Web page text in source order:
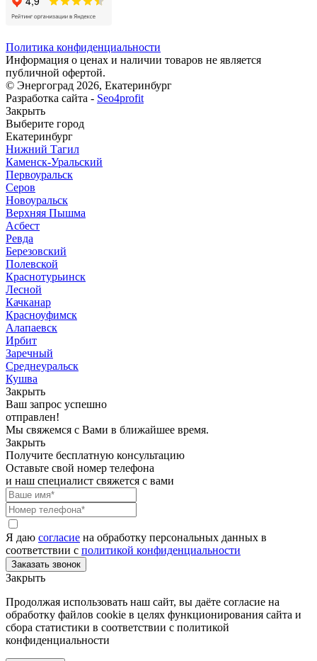
Политика конфиденциальности
Информация о ценах и наличии товаров не является
публичной офертой.
© Энергоград 2026, Екатеринбург
Разработка сайта - Seo4profit
Закрыть
Выберите город
Екатеринбург
Нижний Тагил
Каменск-Уральский
Первоуральск
Серов
Новоуральск
Верхняя Пышма
Асбест
Ревда
Березовский
Полевской
Краснотурьинск
Лесной
Качканар
Красноуфимск
Алапаевск
Ирбит
Заречный
Среднеуральск
Кушва
Закрыть
Ваш запрос успешно
отправлен!
Мы свяжемся с Вами в ближайшее время.
Закрыть
Получите бесплатную консультацию
Оставьте свой номер телефона
и наш специалист свяжется с вами
Я даю согласие на обработку персональных данных в
соответствии с политикой конфиденциальности
Закрыть
Продолжая использовать наш сайт, вы даёте согласие на
обработку файлов cookie в целях функционирования сайта и
сбора статистики в соответствии с политикой
конфиденциальности